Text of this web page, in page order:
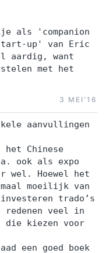
als 'companion
up' van Eric
aardig, want
met het
3 MEI‘16
aanvullingen
het Chinese
ook als expo
wel. Hoewel het
moeilijk van
trado’s
veel in
die kiezen voor
een goed boek